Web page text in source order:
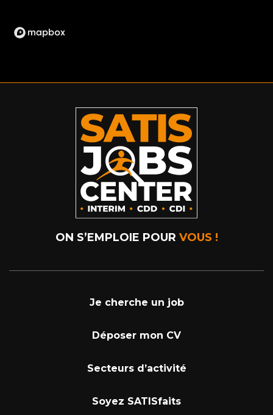
ON S’EMPLOIE POUR VOUS !
Je cherche un job
Déposer mon CV
Secteurs d’activité
Soyez SATISfaits